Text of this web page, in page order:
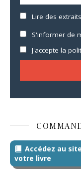
Lire des
S'informer de
J'accepte la
Accédez au
votre livre